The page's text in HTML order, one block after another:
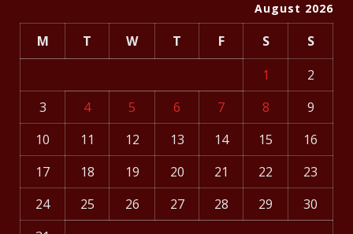
August 2026
M T W T F S
S
1
2
3
4 5 6 7 8
9
10
11 12 13 14 15
16
17
18 19 20 21 22
23
24
25 26 27 28 29
30